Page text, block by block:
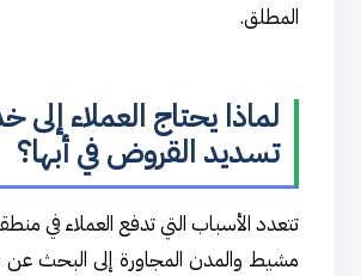
المطلق.
لماذا يحتاج العملاء إلى
تسديد القروض في أبها؟
تتعدد الأسباب التي تدفع العملاء في
مشيط والمدن المجاورة إلى البحث